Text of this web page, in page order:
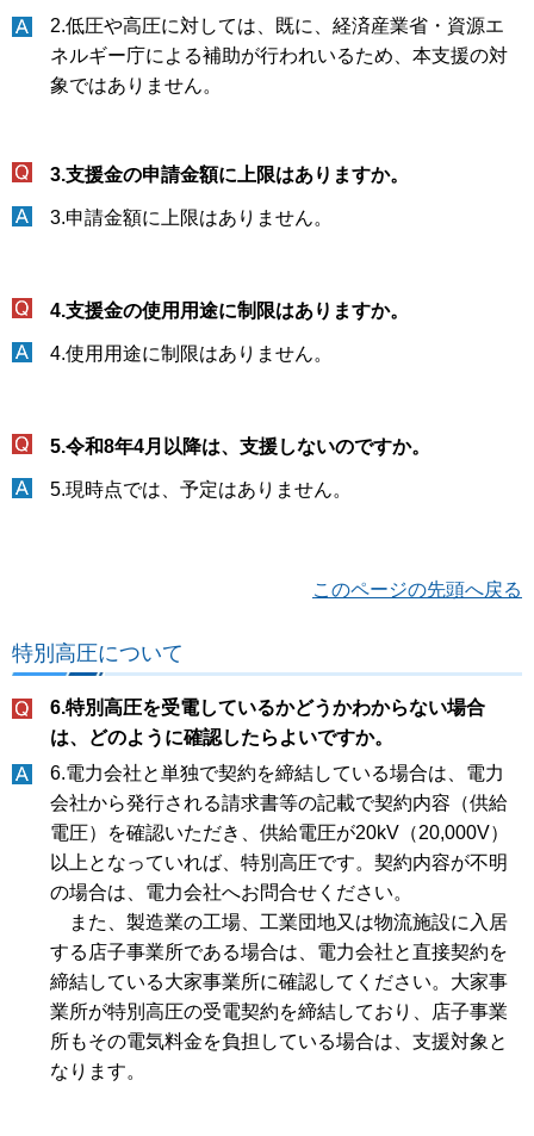
2.低圧や高圧に対しては、既に、経済産業省・資源エ
ネルギー庁による補助が行われいるため、本支援の対
象ではありません。
3.支援金の申請金額に上限はありますか。
3.申請金額に上限はありません。
4.支援金の使用用途に制限はありますか。
4.使用用途に制限はありません。
5.令和8年4月以降は、支援しないのですか。
5.現時点では、予定はありません。
このページの先頭へ戻る
特別高圧について
6.特別高圧を受電しているかどうかわからない場合
は、どのように確認したらよいですか。
6.電力会社と単独で契約を締結している場合は、電力
会社から発行される請求書等の記載で契約内容（供給
電圧）を確認いただき、供給電圧が20kV（20,000V）
以上となっていれば、特別高圧です。契約内容が不明
の場合は、電力会社へお問合せください。
また、製造業の工場、工業団地又は物流施設に入居
する店子事業所である場合は、電力会社と直接契約を
締結している大家事業所に確認してください。大家事
業所が特別高圧の受電契約を締結しており、店子事業
所もその電気料金を負担している場合は、支援対象と
なります。